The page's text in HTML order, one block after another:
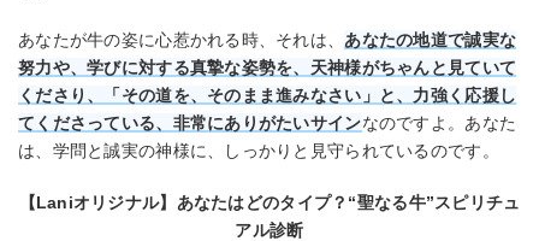
あなたが牛の姿に心惹かれる時、それは、あなたの地道で誠実な
努力や、学びに対する真摯な姿勢を、天神様がちゃんと見ていて
くださり、「その道を、そのまま進みなさい」と、力強く応援し
てくださっている、非常にありがたいサインなのですよ。あなた
は、学問と誠実の神様に、しっかりと見守られているのです。
【Laniオリジナル】あなたはどのタイプ？“聖なる牛”スピリチュ
アル診断